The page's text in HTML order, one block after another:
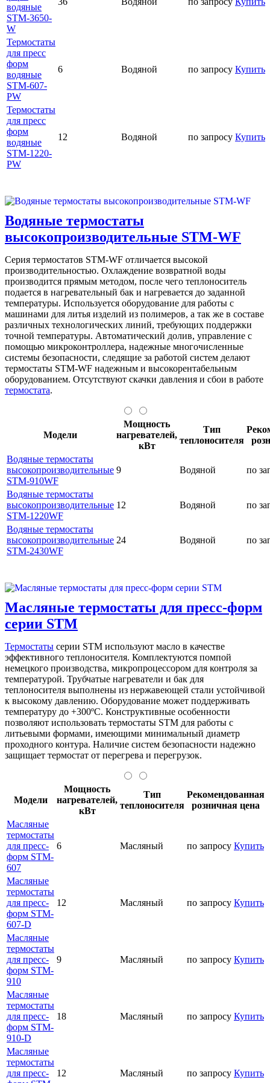
водяные
STM-3650-
W
Термостаты
для пресс
форм
водяные
STM-607-
PW
6 Водяной по запросу Купить
Термостаты
для пресс
форм
водяные
STM-1220-
PW
12 Водяной по запросу Купить
Водяные термостаты
высокопроизводительные SТМ-WF
Серия термостатов SТМ-WF отличается высокой
производительностью. Охлаждение возвратной воды
производится прямым методом, после чего теплоноситель
подается в нагревательный бак и нагревается до заданной
температуры. Используется оборудование для работы с
машинами для литья изделий из полимеров, а так же в составе
различных технологических линий, требующих поддержки
точной температуры. Автоматический долив, управление с
помощью микроконтроллера, надежные многочисленные
системы безопасности, следящие за работой систем делают
термостаты SТМ-WF надежным и высокорентабельным
оборудованием. Отсутствуют скачки давления и сбои в работе
термостата.
Модели
Мощность
нагревателей,
кВт
Тип
теплоносителя
Водяные термостаты
высокопроизводительные
STM-910WF
9 Водяной по
Водяные термостаты
высокопроизводительные
STM-1220WF
12 Водяной по
Водяные термостаты
высокопроизводительные
STM-2430WF
24 Водяной по
Масляные термостаты для пресс-форм
серии SТМ
Термостаты серии STM используют масло в качестве
эффективного теплоносителя. Комплектуются помпой
немецкого производства, микропроцессором для контроля за
температурой. Трубчатые нагреватели и бак для
теплоносителя выполнены из нержавеющей стали устойчивой
к высокому давлению. Оборудование может поддерживать
температуру до +300ºС. Конструктивные особенности
позволяют использовать термостаты STM для работы с
литьевыми формами, имеющими минимальный диаметр
проходного контура. Наличие систем безопасности надежно
защищает термостат от перегрева и перегрузок.
Модели
Мощность
нагревателей,
кВт
Тип
теплоносителя
Рекомендованная
розничная цена
Масляные
термостаты
для пресс-
форм STM-
607
6 Масляный по запросу Купить
Масляные
термостаты
для пресс-
форм STM-
607-D
12 Масляный по запросу Купить
Масляные
термостаты
для пресс-
форм STM-
910
9 Масляный по запросу Купить
Масляные
термостаты
для пресс-
форм STM-
910-D
18 Масляный по запросу Купить
Масляные
термостаты
для пресс-
12 Масляный по запросу Купить